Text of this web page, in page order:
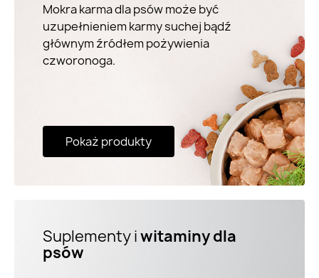
Mokra karma dla psów może być
uzupełnieniem karmy suchej bądź
głównym źródłem pożywienia
czworonoga.
Pokaż produkty
Suplementy iwitaminy dla
psów